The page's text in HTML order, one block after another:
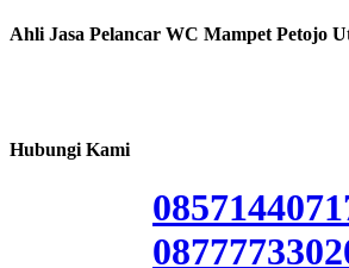
Ahli Jasa Pelancar WC Mampet Petojo
Hubungi Kami